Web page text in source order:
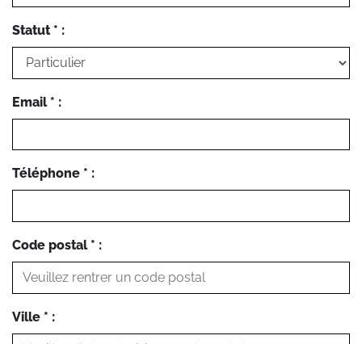
Statut * :
Email * :
Téléphone * :
Code postal * :
Ville * :